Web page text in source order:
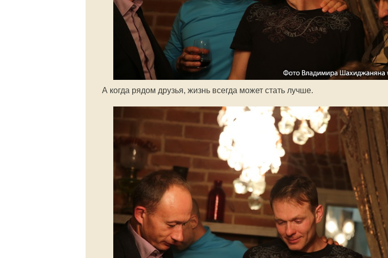
А когда рядом друзья, жизнь всегда может стать лучше.